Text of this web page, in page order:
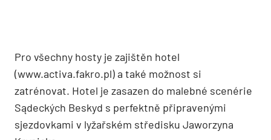
Pro všechny hosty je zajištěn hotel
(www.activa.fakro.pl) a také možnost si
zatrénovat. Hotel je zasazen do malebné scenérie
Sądeckých Beskyd s perfektně připravenými
sjezdovkami v lyžařském středisku Jaworzyna